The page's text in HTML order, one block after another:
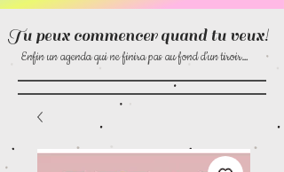
Tu peux commencer quand tu veux!
Enfin un agenda qui ne finira pas au fond d’un tiroir…